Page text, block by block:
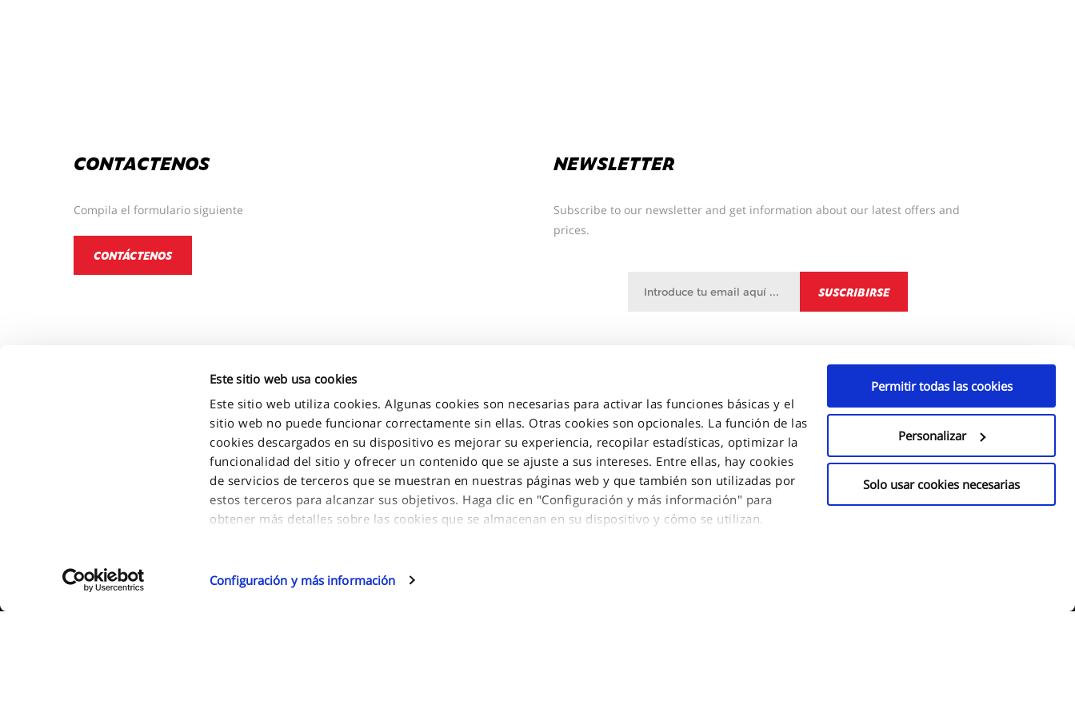
Este sitio web usa cookies
Este sitio web utiliza cookies. Algunas cookies son necesarias para activar las funciones básicas y el
sitio web no puede funcionar correctamente sin ellas. Otras cookies son opcionales. La función de las
cookies descargados en su dispositivo es mejorar su experiencia, recopilar estadísticas, optimizar la
funcionalidad del sitio y ofrecer un contenido que se ajuste a sus intereses. Entre ellas, hay cookies
de servicios de terceros que se muestran en nuestras páginas web y que también son utilizadas por
estos terceros para alcanzar sus objetivos. Haga clic en "Configuración y más información" para
obtener más detalles sobre las cookies que se almacenan en su dispositivo y cómo se utilizan.
Si desea obtener más información y/o seleccionar qué tipos de cookies opcionales puede utilizar este
Configuración y más información
Permitir todas las cookies
Personalizar
Solo usar cookies necesarias
CONTACTENOS
Compila el formulario siguiente
CONTÁCTENOS
NEWSLETTER
Subscribe to our newsletter and get information about our latest offers and
prices.
2011 - 2026 FPT Industrial S.P.A. a brand of IVECO GROUP Via Puglia, 15 10156
Turin - Italy . P.IVA. IT09397710014
INFORMATION
Privacy Policy
Aviso de cookies